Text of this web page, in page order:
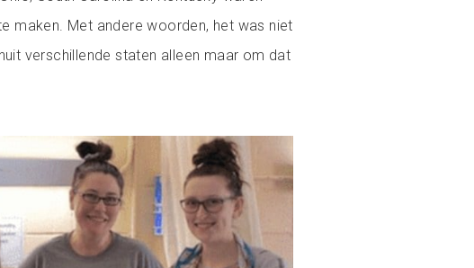
maken. Met andere woorden, het was niet
verschillende staten alleen maar om dat